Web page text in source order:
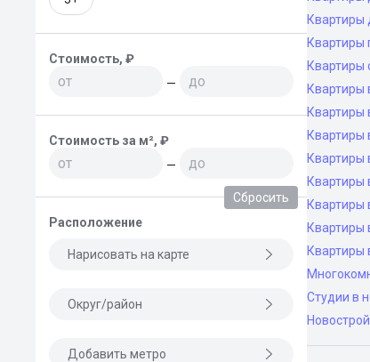
Стоимость, ₽
—
Стоимость за м², ₽
—
Сбросить
Расположение
Нарисовать на карте
Округ/район
Добавить метро
Квартиры
Квартиры
Квартиры
Квартиры
Квартиры
Квартиры
Квартиры
Квартиры
Квартиры
Квартиры
Квартиры
Студии в